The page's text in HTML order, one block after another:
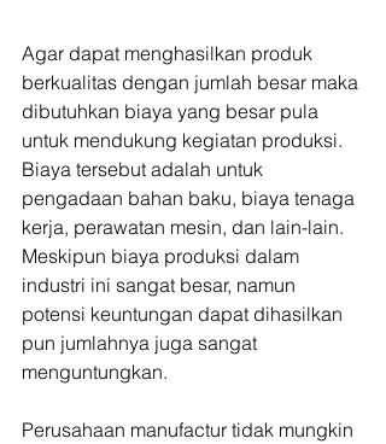
Agar dapat menghasilkan produk
berkualitas dengan jumlah besar maka
dibutuhkan biaya yang besar pula
untuk mendukung kegiatan produksi.
Biaya tersebut adalah untuk
pengadaan bahan baku, biaya tenaga
kerja, perawatan mesin, dan lain-lain.
Meskipun biaya produksi dalam
industri ini sangat besar, namun
potensi keuntungan dapat dihasilkan
pun jumlahnya juga sangat
menguntungkan.
Perusahaan manufactur tidak mungkin